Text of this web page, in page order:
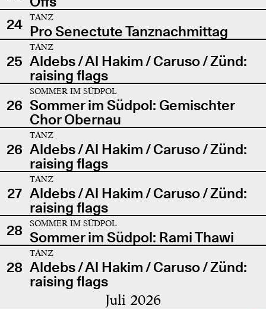
24
TANZ
Pro Senectute Tanznachmittag
25
TANZ
Aldebs / Al Hakim / Caruso / Zünd:
raising flags
26
SOMMER IM SÜDPOL
Sommer im Südpol: Gemischter
Chor Obernau
26
TANZ
Aldebs / Al Hakim / Caruso / Zünd:
raising flags
27
TANZ
Aldebs / Al Hakim / Caruso / Zünd:
raising flags
28
SOMMER IM SÜDPOL
Sommer im Südpol: Rami Thawi
28
TANZ
Aldebs / Al Hakim / Caruso / Zünd:
raising flags
Juli 2026